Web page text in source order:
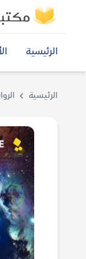
الرئيسية
الرئيسية